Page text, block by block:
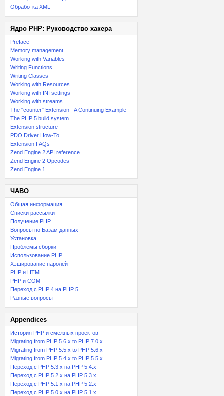
Обработка XML
Ядро PHP: Руководство хакера
Preface
Memory management
Working with Variables
Writing Functions
Writing Classes
Working with Resources
Working with INI settings
Working with streams
The "counter" Extension - A Continuing Example
The PHP 5 build system
Extension structure
PDO Driver How-To
Extension FAQs
Zend Engine 2 API reference
Zend Engine 2 Opcodes
Zend Engine 1
ЧАВО
Общая информация
Списки рассылки
Получение PHP
Вопросы по Базам данных
Установка
Проблемы сборки
Использование PHP
Хэширование паролей
PHP и HTML
PHP и COM
Переход с PHP 4 на PHP 5
Разные вопросы
Appendices
История PHP и смежных проектов
Migrating from PHP 5.6.x to PHP 7.0.x
Migrating from PHP 5.5.x to PHP 5.6.x
Migrating from PHP 5.4.x to PHP 5.5.x
Переход с PHP 5.3.x на PHP 5.4.x
Переход c PHP 5.2.x на PHP 5.3.x
Переход с PHP 5.1.x на PHP 5.2.x
Переход с PHP 5.0.x на PHP 5.1.x